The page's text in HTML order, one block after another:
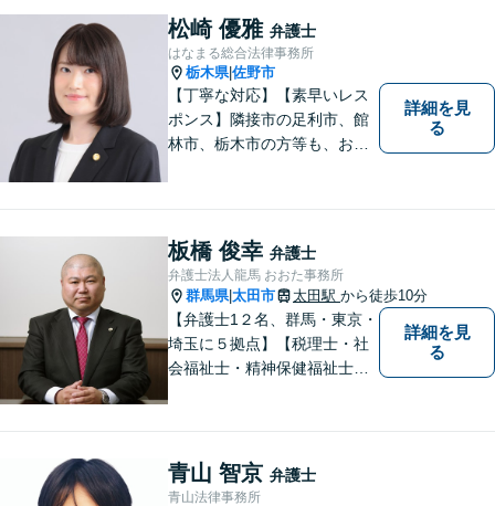
松崎 優雅 弁護士
はなまる総合法律事務所
栃木県|佐野市
【丁寧な対応】【素早いレス
ポンス】隣接市の足利市、館
林市、栃木市の方等も、お気
験しました。不貞の慰謝料の
ご相談は、内容によって、初
回相談を無料としておりま
す。
詳細を見
る
板橋 俊幸 弁護士
弁護士法人龍馬 おおた事務所
群馬県|太田市 太田駅 から徒歩10分
【弁護士1２名、群馬・東京・
埼玉に５拠点】【税理士・社
会福祉士・精神保健福祉士が
能】
詳細を見
る
青山 智京 弁護士
青山法律事務所